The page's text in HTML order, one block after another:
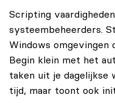
Scripting
systeembeheerders.
Windows omgevingen
Begin klein met het
taken uit je dagelijkse
tijd, maar toont ook